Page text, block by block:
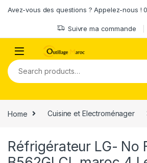
Avez-vous des questions ? Appelez-nous !
Suivre ma commande
Search for:
Home Cuisine et Electroménager
Réfrigérateur LG- No